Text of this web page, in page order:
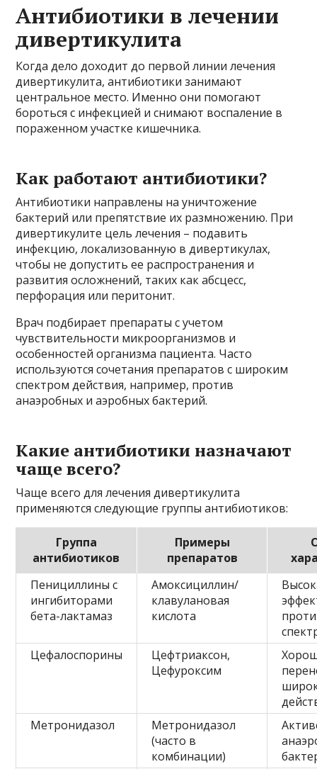
Антибиотики в лечении
дивертикулита
Когда дело доходит до первой линии лечения
дивертикулита, антибиотики занимают
центральное место. Именно они помогают
бороться с инфекцией и снимают воспаление в
пораженном участке кишечника.
Как работают антибиотики?
Антибиотики направлены на уничтожение
бактерий или препятствие их размножению. При
дивертикулите цель лечения – подавить
инфекцию, локализованную в дивертикулах,
чтобы не допустить ее распространения и
развития осложнений, таких как абсцесс,
перфорация или перитонит.
Врач подбирает препараты с учетом
чувствительности микроорганизмов и
особенностей организма пациента. Часто
используются сочетания препаратов с широким
спектром действия, например, против
анаэробных и аэробных бактерий.
Какие антибиотики назначают
чаще всего?
Чаще всего для лечения дивертикулита
применяются следующие группы антибиотиков:
Группа
антибиотиков
Примеры
препаратов
Пенициллины с
ингибиторами
бета-лактамаз
Амоксициллин/
клавулановая
кислота
Цефалоспорины
Цефтриаксон,
Цефуроксим
Метронидазол
Метронидазол
(часто в
комбинации)